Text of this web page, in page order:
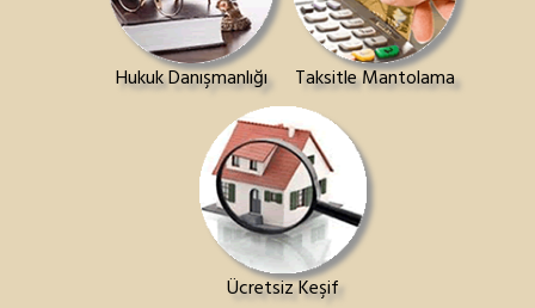
Hukuk Danışmanlığı Taksitle Mantolama
Ücretsiz Keşif